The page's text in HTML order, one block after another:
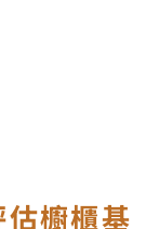
櫥櫃基